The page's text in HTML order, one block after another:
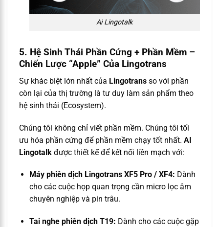
Ai Lingotalk
5. Hệ Sinh Thái Phần Cứng + Phần Mềm –
Chiến Lược “Apple” Của Lingotrans
Sự khác biệt lớn nhất của Lingotrans so với phần
còn lại của thị trường là tư duy làm sản phẩm theo
hệ sinh thái (Ecosystem).
Chúng tôi không chỉ viết phần mềm. Chúng tôi tối
ưu hóa phần cứng để phần mềm chạy tốt nhất. AI
Lingotalk được thiết kế để kết nối liền mạch với:
Máy phiên dịch Lingotrans XF5 Pro / XF4: Dành
cho các cuộc họp quan trọng cần micro lọc âm
chuyên nghiệp và pin trâu.
Tai nghe phiên dịch T19: Dành cho các cuộc gặp